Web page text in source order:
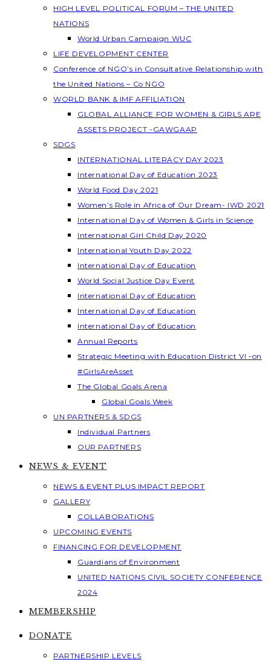
HIGH LEVEL POLITICAL FORUM – THE UNITED
NATIONS
World Urban Campaign WUC
LIFE DEVELOPMENT CENTER
Conference of NGO’s in Consultative Relationship with
the United Nations – Co NGO
WORLD BANK & IMF AFFILIATION
GLOBAL ALLIANCE FOR WOMEN & GIRLS ARE
ASSETS PROJECT -GAWGAAP
SDGS
INTERNATIONAL LITERACY DAY 2023
International Day of Education 2023
World Food Day 2021
Women’s Role in Africa of Our Dream- IWD 2021
International Day of Women & Girls in Science
International Girl Child Day 2020
International Youth Day 2022
International Day of Education
World Social Justice Day Event
International Day of Education
International Day of Education
International Day of Education
Annual Reports
Strategic Meeting with Education District VI -on
#GirlsAreAsset
The Global Goals Arena
Global Goals Week
UN PARTNERS & SDGS
Individual Partners
OUR PARTNERS
NEWS & EVENT
NEWS & EVENT PLUS IMPACT REPORT
GALLERY
COLLABORATIONS
UPCOMING EVENTS
FINANCING FOR DEVELOPMENT
Guardians of Environment
UNITED NATIONS CIVIL SOCIETY CONFERENCE
2024
MEMBERSHIP
DONATE
PARTNERSHIP LEVELS